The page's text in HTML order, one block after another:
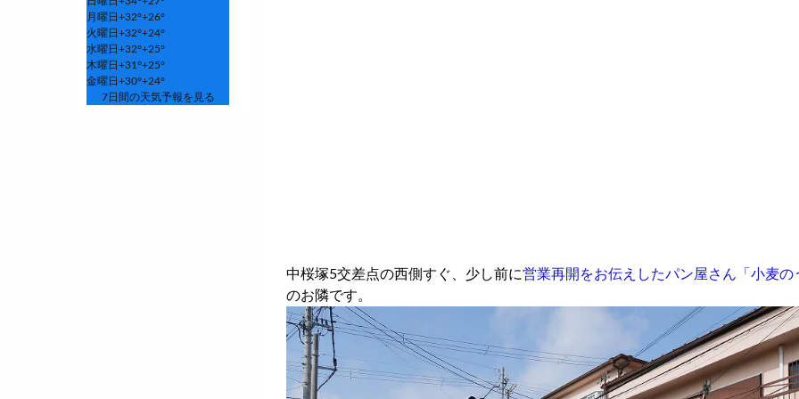
中桜塚5交差点の西側すぐ、少し前に営業再開をお伝えしたパン屋さん「小麦の
のお隣です。
月曜日 +32°+26°
火曜日 +32°+24°
水曜日 +32°+25°
木曜日 +31°+25°
金曜日 +30°+24°
7日間の天気予報を見る